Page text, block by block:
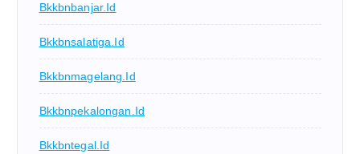
Bkkbnbanjar.id
Bkkbnsalatiga.id
Bkkbnmagelang.id
Bkkbnpekalongan.id
Bkkbntegal.id